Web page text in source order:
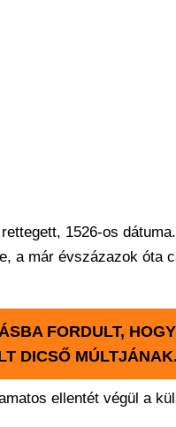
1526-os dátuma.
a már évszázazok óta
FORDULT, HOGY
DICSŐ MÚLTJÁNAK.
ellentét végül a